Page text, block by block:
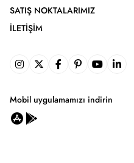
SATIŞ NOKTALARIMIZ
İLETIŞIM
Mobil uygulamamızı indirin